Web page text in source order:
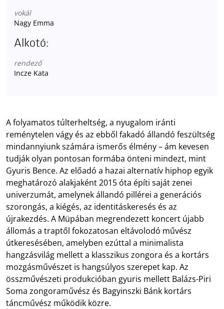
vokál
Nagy Emma
Alkotó:
rendező
Incze Kata
A folyamatos túlterheltség, a nyugalom iránti
reménytelen vágy és az ebből fakadó állandó feszültség
mindannyiunk számára ismerős élmény – ám kevesen
tudják olyan pontosan formába önteni mindezt, mint
Gyuris Bence. Az előadó a hazai alternatív hiphop egyik
meghatározó alakjaként 2015 óta építi saját zenei
univerzumát, amelynek állandó pillérei a generációs
szorongás, a kiégés, az identitáskeresés és az
újrakezdés. A Müpában megrendezett koncert újabb
állomás a traptől fokozatosan eltávolodó művész
útkeresésében, amelyben ezúttal a minimalista
hangzásvilág mellett a klasszikus zongora és a kortárs
mozgásművészet is hangsúlyos szerepet kap. Az
összművészeti produkcióban gyuris mellett Balázs-Piri
Soma zongoraművész és Bagyinszki Bánk kortárs
táncművész működik közre.